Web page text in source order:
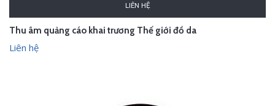
LIÊN HỆ
Thu âm quảng cáo khai trương Thế giới đồ da
Liên hệ